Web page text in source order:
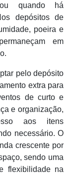
quando há
depósitos de
poeira e
em
pelo depósito
extra para
de curto e
e organização,
aos itens
necessário. O
crescente por
sendo uma
flexibilidade na